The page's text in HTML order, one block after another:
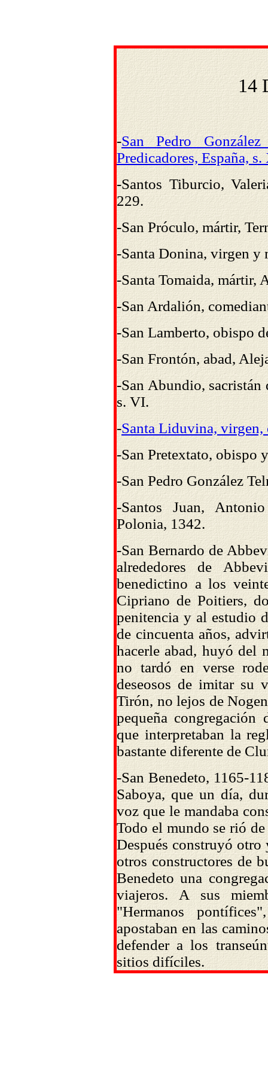
14
-San Pedro
Predicadores, España,
-Santos Tiburcio,
229.
-San Próculo, mártir,
-Santa Donina, virgen y
-Santa Tomaida, mártir,
-San Ardalión,
-San Lamberto, obispo
-San Frontón, abad,
-San Abundio, sacristán
s. VI.
-Santa Liduvina, virgen,
-San Pretextato, obispo
-San Pedro González
-Santos Juan,
Polonia, 1342.
-San Bernardo de
alrededores de
benedictino a los
Cipriano de Poitiers,
penitencia y al estudio
de cincuenta años,
hacerle abad, huyó del
no tardó en verse
deseosos de imitar su
Tirón, no lejos de
pequeña
que interpretaban la
bastante diferente de
-San Benedeto, 1165-
Saboya, que un día,
voz que le mandaba
Todo el mundo se rió
Después construyó
otros constructores de
Benedeto una
viajeros. A sus
"Hermanos
apostaban en las
defender a los
sitios difíciles.